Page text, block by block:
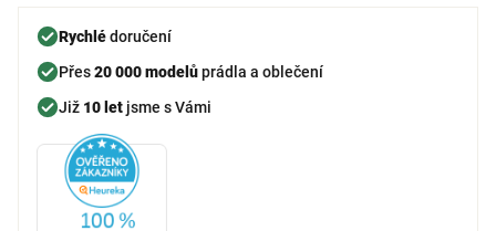
Rychlédoručení
Přes20 000 modelůprádla a oblečení
Již 10 let jsme s Vámi